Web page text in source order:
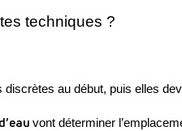
techniques ?
discrètes au début, puis elles
vont déterminer